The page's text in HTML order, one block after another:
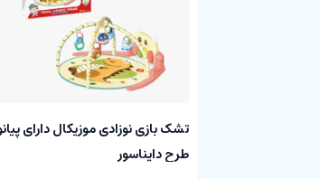
تشک بازی نوزادی موزیکال دارای
طرح دایناسور